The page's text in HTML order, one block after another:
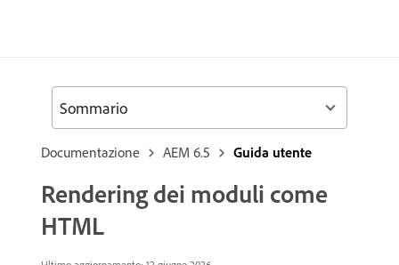
Documentazione AEM 6.5 Guida utente
Rendering dei moduli come
HTML
Sommario